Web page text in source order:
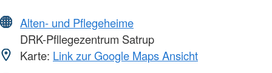
Alten- und Pflegeheime
DRK-Pfllegezentrum Satrup
Karte: Link zur Google Maps Ansicht